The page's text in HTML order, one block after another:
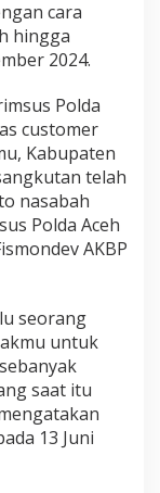
cara
hingga
2024.
Polda
customer
Kabupaten
telah
nasabah
Polda Aceh
AKBP
seorang
untuk
saat itu
13 Juni